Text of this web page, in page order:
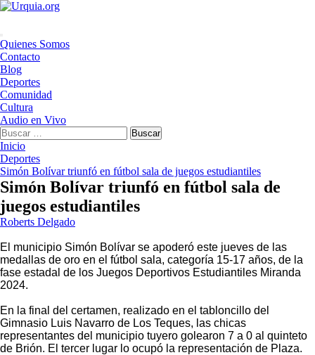
Saltar
Menú
principal
Quienes Somos
Contacto
Blog
Deportes
Comunidad
Cultura
Audio en Vivo
Buscar:
Inicio
Deportes
Simón Bolívar triunfó en fútbol sala de juegos estudiantiles
Simón Bolívar triunfó en fútbol sala de
juegos estudiantiles
Roberts Delgado
El municipio Simón Bolívar se apoderó este jueves de las
medallas de oro en el fútbol sala, categoría 15-17 años, de la
fase estadal de los Juegos Deportivos Estudiantiles Miranda
2024.
En la final del certamen, realizado en el tabloncillo del
Gimnasio Luis Navarro de Los Teques, las chicas
representantes del municipio tuyero golearon 7 a 0 al quinteto
de Brión. El tercer lugar lo ocupó la representación de Plaza.